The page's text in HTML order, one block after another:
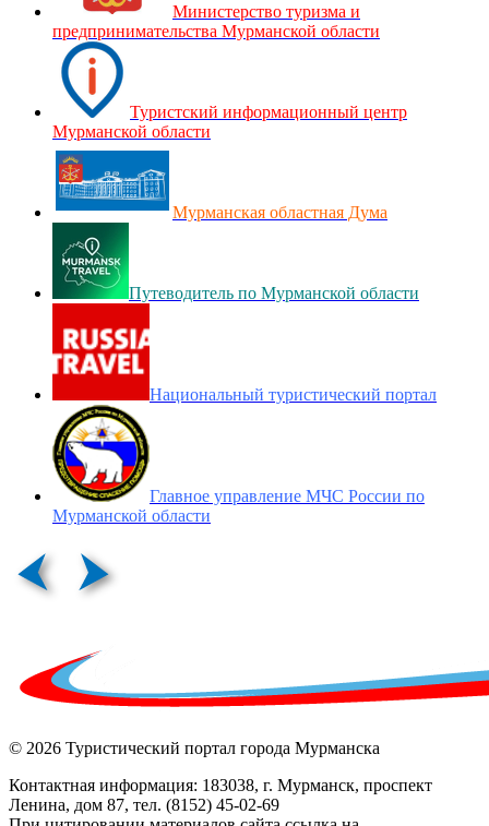
Министерство туризма и
предпринимательства Мурманской области
Туристский информационный центр
Мурманской области
Мурманская областная Дума
Путеводитель по Мурманской области
Национальный туристический портал
Главное управление МЧС России по
Мурманской области
© 2026 Туристический портал города Мурманска
Контактная информация: 183038, г. Мурманск, проспект
Ленина, дом 87, тел. (8152) 45-02-69